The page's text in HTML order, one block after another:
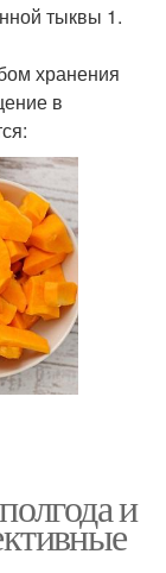
тыквы 1.
хранения
в
и